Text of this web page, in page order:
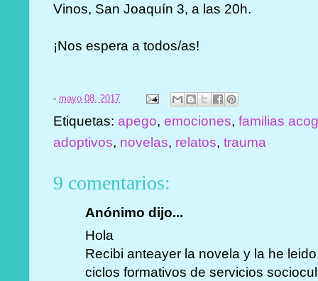
Vinos, San Joaquín 3, a las 20h.
¡Nos espera a todos/as!
- mayo 08, 2017
Etiquetas:apego,emociones,familias
adoptivos, novelas, relatos,trauma
9 comentarios:
Anónimo dijo...
Hola
Recibi anteayer la novela y la he
ciclos formativos de servicios